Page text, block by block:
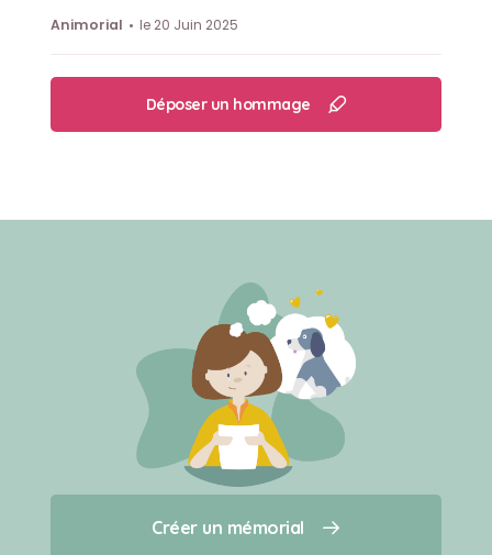
Créer un mémorial
Qui sommes-nous ?
Animorial
le 20 Juin 2025
Déposer un hommage
Créer un mémorial